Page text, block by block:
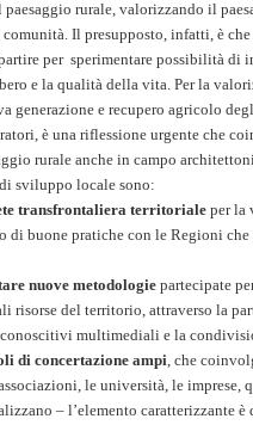
rurale, valorizzando il
Il presupposto, infatti, è
per sperimentare possibilità di
e la qualità della vita. Per la
generazione e recupero agricolo
è una riflessione urgente che
rurale anche in campo
sviluppo locale sono:
transfrontaliera territoriale per la
buone pratiche con le Regioni che
nuove metodologie partecipate
risorse del territorio, attraverso la
multimediali e la
di concertazione ampi, che
le università, le imprese,
– l’elemento caratterizzante